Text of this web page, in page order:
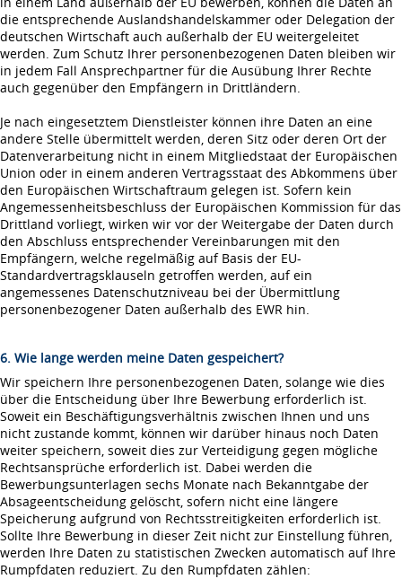
die entsprechende Auslandshandelskammer oder Delegation der
deutschen Wirtschaft auch außerhalb der EU weitergeleitet
werden. Zum Schutz Ihrer personenbezogenen Daten bleiben wir
in jedem Fall Ansprechpartner für die Ausübung Ihrer Rechte
auch gegenüber den Empfängern in Drittländern.
Je nach eingesetztem Dienstleister können ihre Daten an eine
andere Stelle übermittelt werden, deren Sitz oder deren Ort der
Datenverarbeitung nicht in einem Mitgliedstaat der Europäischen
Union oder in einem anderen Vertragsstaat des Abkommens über
den Europäischen Wirtschaftraum gelegen ist. Sofern kein
Angemessenheitsbeschluss der Europäischen Kommission für das
Drittland vorliegt, wirken wir vor der Weitergabe der Daten durch
den Abschluss entsprechender Vereinbarungen mit den
Empfängern, welche regelmäßig auf Basis der EU-
Standardvertragsklauseln getroffen werden, auf ein
angemessenes Datenschutzniveau bei der Übermittlung
personenbezogener Daten außerhalb des EWR hin.
6. Wie lange werden meine Daten gespeichert?
Wir speichern Ihre personenbezogenen Daten, solange wie dies
über die Entscheidung über Ihre Bewerbung erforderlich ist.
Soweit ein Beschäftigungsverhältnis zwischen Ihnen und uns
nicht zustande kommt, können wir darüber hinaus noch Daten
weiter speichern, soweit dies zur Verteidigung gegen mögliche
Rechtsansprüche erforderlich ist. Dabei werden die
Bewerbungsunterlagen sechs Monate nach Bekanntgabe der
Absageentscheidung gelöscht, sofern nicht eine längere
Speicherung aufgrund von Rechtsstreitigkeiten erforderlich ist.
Sollte Ihre Bewerbung in dieser Zeit nicht zur Einstellung führen,
werden Ihre Daten zu statistischen Zwecken automatisch auf Ihre
Rumpfdaten reduziert. Zu den Rumpfdaten zählen: